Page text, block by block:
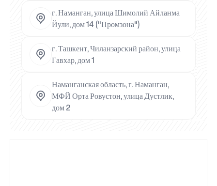
г. Наманган, улица Шимолий Айланма
Йули, дом 14 ("Промзона")
г. Ташкент, Чиланзарский район, улица
Гавхар, дом 1
Наманганская область, г. Наманган,
МФЙ Орта Ровустон, улица Дустлик,
дом 2